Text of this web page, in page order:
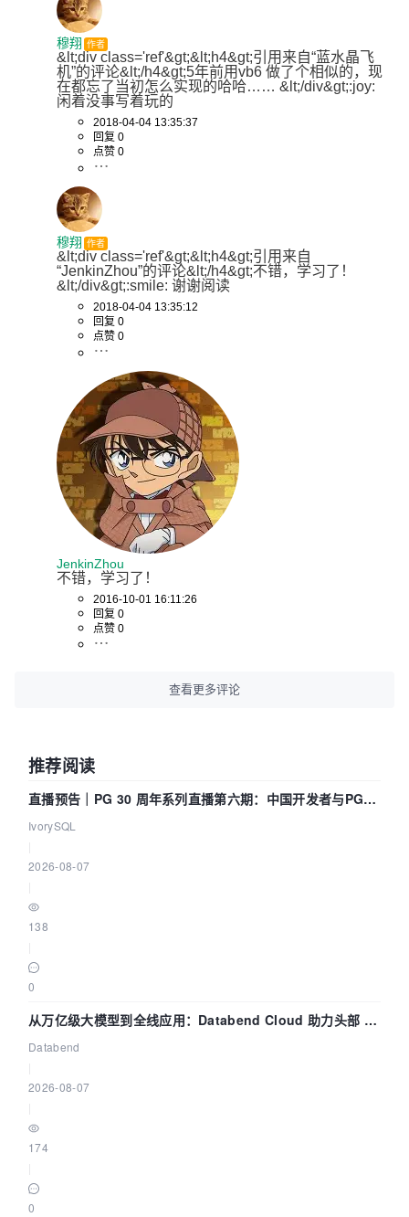
穆翔 作者
&lt;div class='ref'&gt;&lt;h4&gt;引用来自“蓝水晶飞
机”的评论&lt;/h4&gt;5年前用vb6 做了个相似的，现
在都忘了当初怎么实现的哈哈…… &lt;/div&gt;:joy:
闲着没事写着玩的
2018-04-04 13:35:37
回复 0
点赞 0
穆翔 作者
&lt;div class='ref'&gt;&lt;h4&gt;引用来自
“JenkinZhou”的评论&lt;/h4&gt;不错，学习了！
&lt;/div&gt;:smile: 谢谢阅读
2018-04-04 13:35:12
回复 0
点赞 0
JenkinZhou
不错，学习了！
2016-10-01 16:11:26
回复 0
点赞 0
查看更多评论
推荐阅读
直播预告｜PG 30 周年系列直播第六期：中国开发者与PG内
核——我们改得动吗？我们贡献了什么？
IvorySQL
2026-08-07
138
0
从万亿级大模型到全线应用：Databend Cloud 助力头部 AI
企业构建全链路 Trace 数据管道
Databend
2026-08-07
174
0